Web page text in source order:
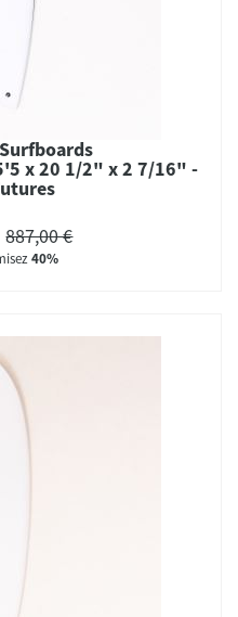
x 20 1/2" x 2 7/16" -
887,00 €
40%